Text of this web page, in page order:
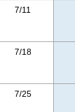
7/11
7/18
7/25